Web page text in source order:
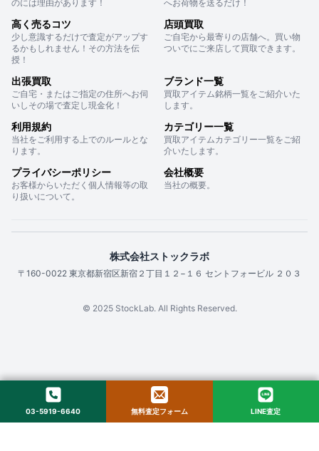
のには理由があります！
へお荷物を送るだけ！
高く売るコツ
少し意識するだけで査定がアップす
るかもしれません！その方法を伝
授！
店頭買取
ご自宅から最寄りの店舗へ。買い物
ついでにご来店して買取できます。
出張買取
ご自宅・またはご指定の住所へお伺
いしその場で査定し現金化！
ブランド一覧
買取アイテム銘柄一覧をご紹介いた
します。
利用規約
当社をご利用する上でのルールとな
ります。
カテゴリー一覧
買取アイテムカテゴリー一覧をご紹
介いたします。
プライバシーポリシー
お客様からいただく個人情報等の取
り扱いについて。
会社概要
当社の概要。
株式会社ストックラボ
〒160-0022 東京都新宿区新宿２丁目１２−１６ セントフォービル ２０３
© 2025 StockLab. All Rights Reserved.
03-5919-6640 無料査定フォーム LINE査定